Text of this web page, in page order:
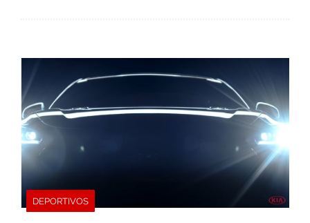
DEPORTIVOS